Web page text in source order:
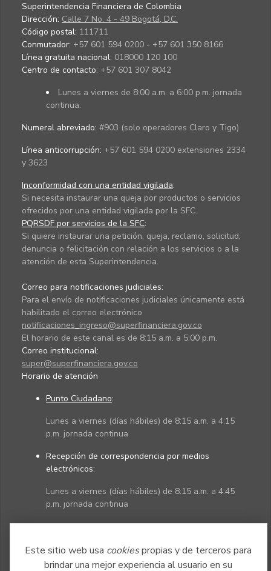
Este sitio web usa cookiespropias y de terceros para
brindar una mejor experiencia al usuario en su
Superintendencia Financiera de Colombia
Dirección: Calle 7 No. 4 - 49 Bogotá, D.C.
Código postal: 111711
Conmutador: +57 601 594 0200 - +57 601 350 8166
Línea gratuita nacional: 018000 120 100
Centro de contacto: +57 601 307 8042
Lunes a viernes de 8:00 a.m. a 6:00 p.m. jornada
continua.
Numeral abreviado: #903 (solo operadores Claro y Tigo)
Línea anticorrupción: +57 601 594 0200 extensiones 2334
y 3623
Inconformidad con una entidad vigilada:
Si necesita instaurar una queja por productos o servicios
ofrecidos por una entidad vigilada por la SFC.
PQRSDF por servicios de la SFC:
Si quiere instaurar una petición, queja, reclamo, solicitud,
denuncia o felicitación con relación a los servicios o a la
atención de esta Superintendencia.
Correo para notificaciones judiciales:
Para el envío de notificaciones judiciales únicamente está
habilitado el correo electrónico
notificaciones_ingreso@superfinanciera.gov.co
El horario de este canal es de 8:15 a.m. a 5:00 p.m.
Correo institucional:
super@superfinanciera.gov.co
Horario de atención
Punto Ciudadano:
Lunes a viernes (días hábiles) de 8:15 a.m. a 4:15
p.m. jornada continua
Recepción de correspondencia por medios
electrónicos:
Lunes a viernes (días hábiles) de 8:15 a.m. a 4:45
p.m. jornada continua